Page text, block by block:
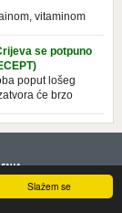
Slažem se
vitaminom
Iako se
i zglobova, to
obuće
se potpuno
poput lošeg
će brzo
dominira